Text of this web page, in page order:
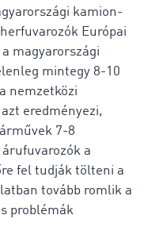
kamion-
Európai
magyarországi
mintegy 8-10
nemzetközi
eredményezi,
7-8
a
fel tudják tölteni a
tovább romlik a
problémák